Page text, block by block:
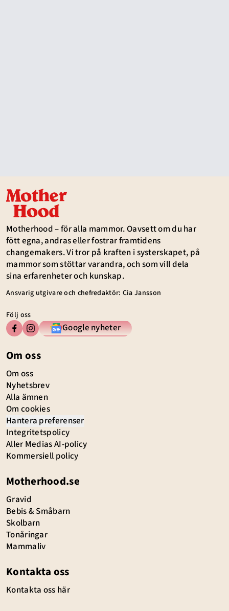
Motherhood – för alla mammor. Oavsett om du har
fött egna, andras eller fostrar framtidens
changemakers. Vi tror på kraften i systerskapet, på
mammor som stöttar varandra, och som vill dela
sina erfarenheter och kunskap.
Ansvarig utgivare och chefredaktör: Cia Jansson
Följ oss
Google nyheter
Om oss
Om oss
Nyhetsbrev
Alla ämnen
Om cookies
Hantera preferenser
Integritetspolicy
Aller Medias AI-policy
Kommersiell policy
Motherhood.se
Gravid
Bebis & Småbarn
Skolbarn
Tonåringar
Mammaliv
Kontakta oss
Kontakta oss här